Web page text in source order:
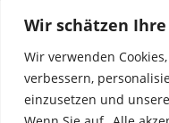
Wir schätzen
Wir verwenden
verbessern,
einzusetzen und
WIR SIND IN DER